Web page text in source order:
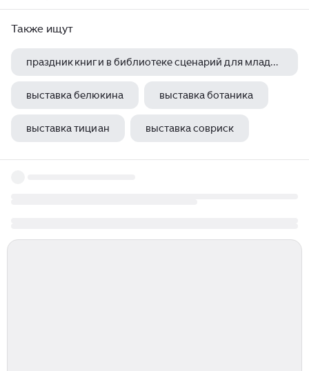
Также ищут
праздник книги в библиотеке сценарий для младших школьников
выставка белюкина выставка ботаника
выставка тициан выставка совриск